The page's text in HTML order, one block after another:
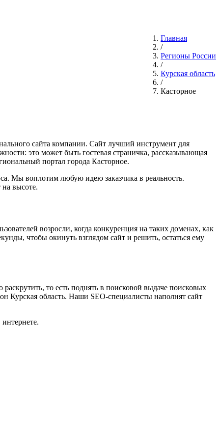
Главная
/
Регионы России
/
Курская область
/
Касторное
сайта компании. Сайт лучший инструмент для
это может быть гостевая страничка, рассказывающая
портал города Касторное.
Мы воплотим любую идею заказчика в реальность.
высоте.
возросли, когда конкуренция на таких доменах, как
чтобы окинуть взглядом сайт и решить, остаться ему
то есть поднять в поисковой выдаче поисковых
Курская область. Наши SEO-специалисты наполнят сайт